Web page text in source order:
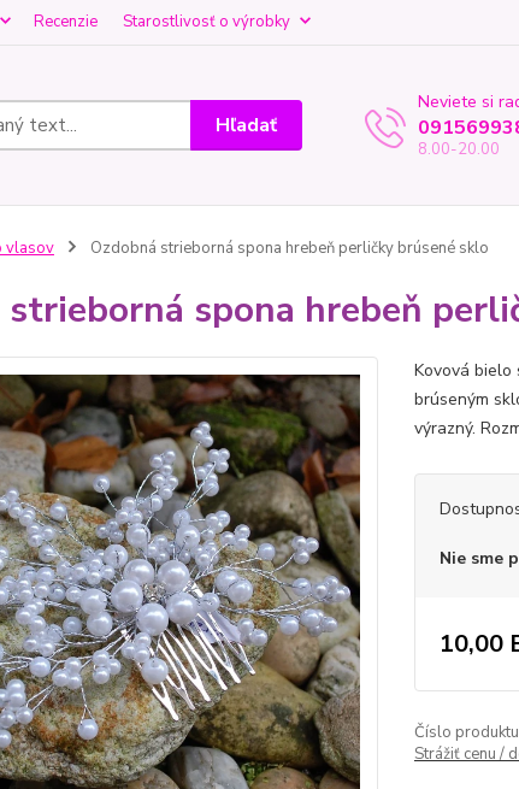
Recenzie Starostlivosť o výrobky
Hľadať
Neviete si
8.00-20.00
vlasov Ozdobná strieborná spona hrebeň perličky brúsené sklo
strieborná spona hrebeň
Kovová bielo
brúseným
výrazný.
Nie sme
10,00
Číslo
Strážiť cenu /